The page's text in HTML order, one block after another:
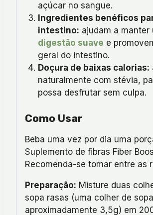
açúcar no sangue.
Ingredientes benéficos
intestino: ajudam a manter
digestão suave e
geral do intestino.
Doçura de baixas calorias:
naturalmente com stévia,
possa desfrutar sem culpa.
Como Usar
Beba uma vez por dia uma
Suplemento de fibras Fiber
Recomenda-se tomar entre as
Preparação: Misture duas
sopa rasas (uma colher de
aproximadamente 3,5g) em